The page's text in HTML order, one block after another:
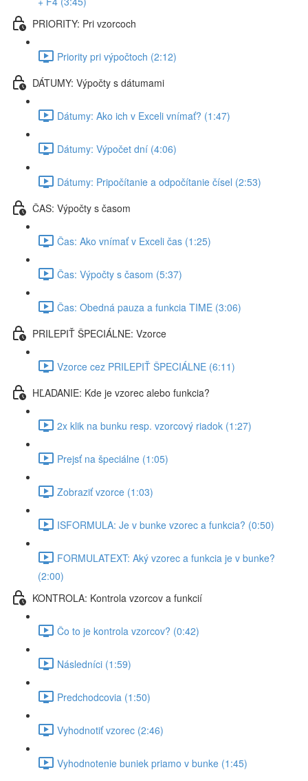
PRIORITY: Pri vzorcoch
Priority pri výpočtoch (2:12)
DÁTUMY: Výpočty s dátumami
Dátumy: Ako ich v Exceli vnímať? (1:47)
Dátumy: Výpočet dní (4:06)
Dátumy: Pripočítanie a odpočítanie čísel (2:53)
ČAS: Výpočty s časom
Čas: Ako vnímať v Exceli čas (1:25)
Čas: Výpočty s časom (5:37)
Čas: Obedná pauza a funkcia TIME (3:06)
PRILEPIŤ ŠPECIÁLNE: Vzorce
Vzorce cez PRILEPIŤ ŠPECIÁLNE (6:11)
HĽADANIE: Kde je vzorec alebo funkcia?
2x klik na bunku resp. vzorcový riadok (1:27)
Prejsť na špeciálne (1:05)
Zobraziť vzorce (1:03)
ISFORMULA: Je v bunke vzorec a funkcia? (0:50)
FORMULATEXT: Aký vzorec a funkcia je v bunke?
(2:00)
KONTROLA: Kontrola vzorcov a funkcií
Čo to je kontrola vzorcov? (0:42)
Následníci (1:59)
Predchodcovia (1:50)
Vyhodnotiť vzorec (2:46)
Vyhodnotenie buniek priamo v bunke (1:45)